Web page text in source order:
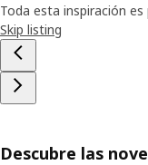
Toda esta inspiración
Skip listing
Descubre las